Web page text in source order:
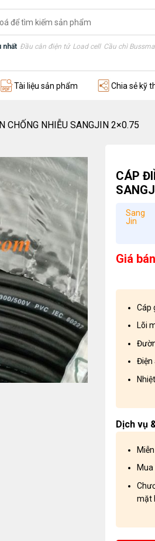
nhất Đầu cân điện tử Load cell Cầu chì
Tài liệu sản phẩm Chia sẻ kỹ
CHỐNG NHIỄU SANGJIN 2×0.75
CÁP
Sang
Jin
Giá
Cáp
Lõi
Điện
Dịch vụ
mặt